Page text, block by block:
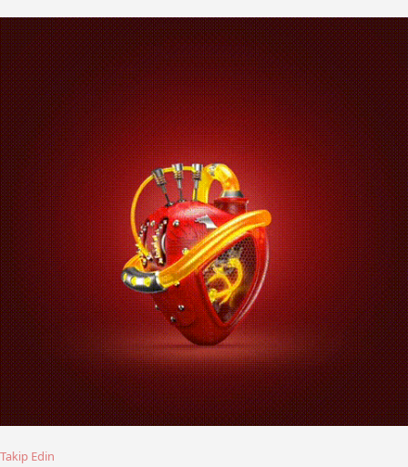
Takip Edin